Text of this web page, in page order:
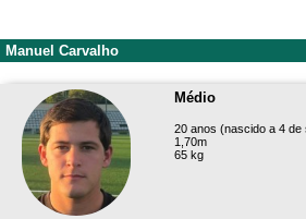
Manuel Carvalho
Médio
20 anos (nascido a 4 de
1,70m
65 kg